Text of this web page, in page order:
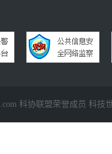
科协联盟荣誉成员 科